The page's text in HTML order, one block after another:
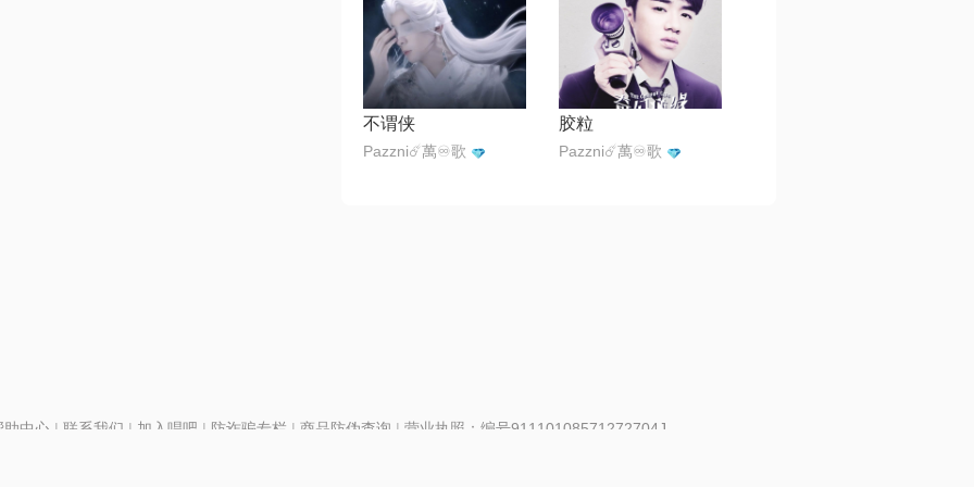
不谓侠
Pazzni☄️萬♾️歌
胶粒
Pazzni☄️萬♾️歌
助中心 | 联系我们 | 加入唱吧 | 防诈骗专栏 | 商品防伪查询 | 营业执照：编号91110108571272704J